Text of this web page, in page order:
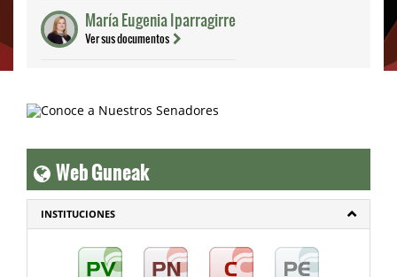
María Eugenia Iparragirre
Ver sus documentos
Web Guneak
INSTITUCIONES